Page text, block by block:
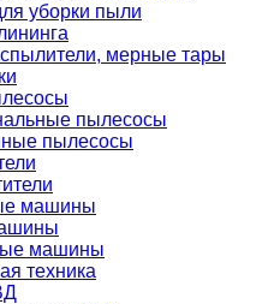
уборки пыли
мерные тары
пылесосы
пылесосы
машины
машины
техника